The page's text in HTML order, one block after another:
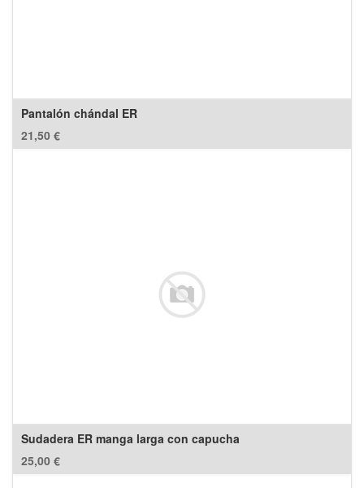
Pantalón chándal ER
21,50 €
Sudadera ER manga larga con capucha
25,00 €